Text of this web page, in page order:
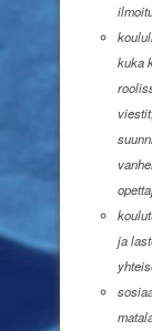
kuka
ja